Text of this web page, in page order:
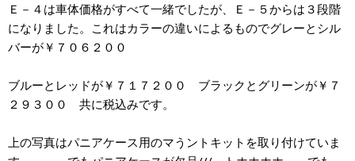
Ｅ－４は車体価格がすべて一緒でしたが、Ｅ－５からは３段階
になりました。これはカラーの違いによるものでグレーとシル
バーが￥７０６２００
ブルーとレッドが￥７１７２００ ブラックとグリーンが￥７
２９３００ 共に税込みです。
上の写真はパニアケース用のマうントキットを取り付けていま